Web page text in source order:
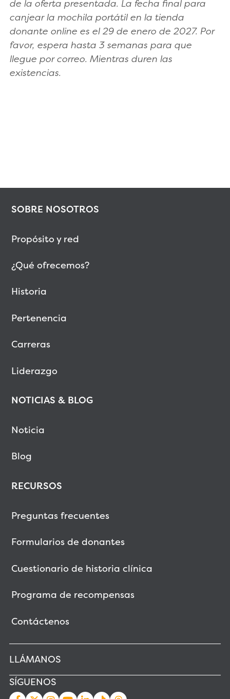
de la oferta presentada. La fecha final para
canjear la mochila portátil en la tienda
donante online es el 29 de enero de 2027. Por
favor, espera hasta 3 semanas para que
llegue por correo. Mientras duren las
existencias.
SOBRE NOSOTROS
Propósito y red
¿Qué ofrecemos?
Historia
Pertenencia
Carreras
Liderazgo
NOTICIAS & BLOG
Noticia
Blog
RECURSOS
Preguntas frecuentes
Formularios de donantes
Cuestionario de historia clínica
Programa de recompensas
Contáctenos
LLÁMANOS
SÍGUENOS